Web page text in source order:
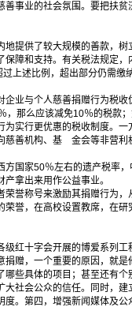
业的社会氛围。要把扶贫
供了较大规模的善款，树
障和支持。有关税法规定
上述比例，超出部分仍需缴
与个人慈善捐赠行为税收
，那么应该减免10％的税
实行更优惠的税收制度。
慈善机构、基 金会等非营
国家50％左右的遗产税率
拿出来用作公益事业。
称号来激励其捐赠行为，
誉，在高校设置教席，在
十字会开展的博爱系列工
赠，一个重要的原因，就
些具体的项目；甚至还有
社会公众的信任。同时，
。第四，增强新闻媒体及